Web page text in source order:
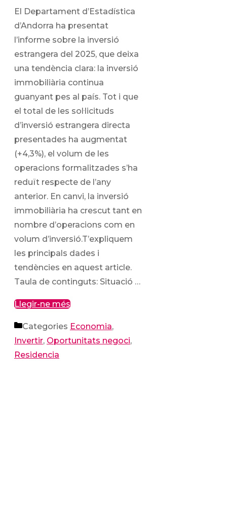
El Departament d’Estadística
d’Andorra ha presentat
l’informe sobre la inversió
estrangera del 2025, que deixa
una tendència clara: la inversió
immobiliària continua
guanyant pes al país. Tot i que
el total de les sol·licituds
d’inversió estrangera directa
presentades ha augmentat
(+4,3%), el volum de les
operacions formalitzades s’ha
reduït respecte de l’any
anterior. En canvi, la inversió
immobiliària ha crescut tant en
nombre d’operacions com en
volum d’inversió.T’expliquem
les principals dades i
tendències en aquest article.
Taula de continguts: Situació …
Llegir-ne més
Categories Economia,
Invertir, Oportunitats negoci,
Residencia